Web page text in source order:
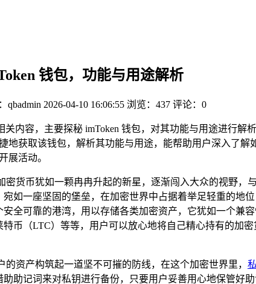
钱包，功能与用途解析
qbadmin 2026-04-10 16:06:55 浏览：437 评论：0
关内容，主要探秘 imToken 钱包，对其功能与用途进行
地获取该钱包，解析其功能与用途，能帮助用户深入了
展活动。
密货币犹如一颗冉冉升起的新星，逐渐闯入大众的视野，
如一座坚固的堡垒，在加密世界中占据着举足轻重的地
全可靠的港湾，用以存储各类加密资产，它犹如一个兼
币（LTC）等等，用户可以放心地将自己精心持有的加
资产构筑起一道坚不可摧的防线，在这个加密世界里，
助记词来对私钥进行备份，只要用户妥善用心地保管好